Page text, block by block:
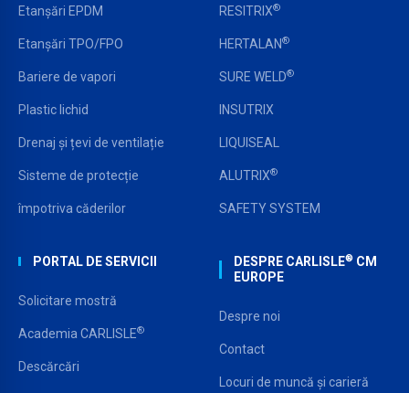
Etanșări EPDM
Etanșări TPO/FPO
Bariere de vapori
Plastic lichid
Drenaj și țevi de ventilație
Sisteme de protecție
împotriva căderilor
RESITRIX®
HERTALAN®
SURE WELD®
INSUTRIX
LIQUISEAL
ALUTRIX®
SAFETY SYSTEM
PORTAL DE SERVICII
Solicitare mostră
Academia CARLISLE®
Descărcări
DESPRE CARLISLE® CM
EUROPE
Despre noi
Contact
Locuri de muncă și carieră